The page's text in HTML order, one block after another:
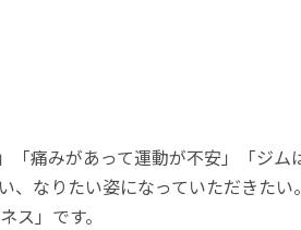
痛みがあって運動が不安」「ジム
なりたい姿になっていただきたい。
ス」です。